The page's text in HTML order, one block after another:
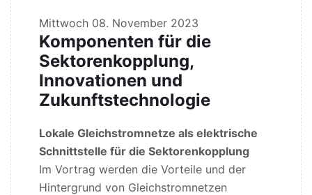
Mittwoch 08. November 2023
Komponenten für die
Sektorenkopplung,
Innovationen und
Zukunftstechnologie
Lokale Gleichstromnetze als elektrische
Schnittstelle für die Sektorenkopplung
Im Vortrag werden die Vorteile und der
Hintergrund von Gleichstromnetzen